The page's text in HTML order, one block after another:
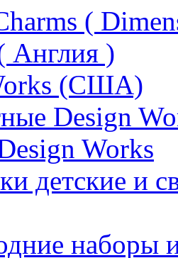
(
Англия )
(США)
Design
Works
детские и
наборы